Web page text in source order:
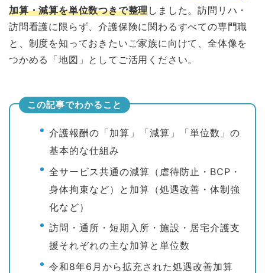
加算・減算を単位数つきで整理しました。訪問リハ・
訪問看護に限らず、介護保険に関わるすべての専門職
と、制度を知っておきたいご家族に向けて、全体像を
つかめる「地図」としてご活用ください。
この記事でわかること
介護報酬の「加算」「減算」「単位数」の
基本的な仕組み
全サービス共通の減算（虐待防止・BCP・
身体拘束など）と加算（処遇改善・体制強
化など）
訪問・通所・短期入所・施設・居宅介護支
援それぞれの主な加算と単位数
令和8年6月から拡充された処遇改善加算